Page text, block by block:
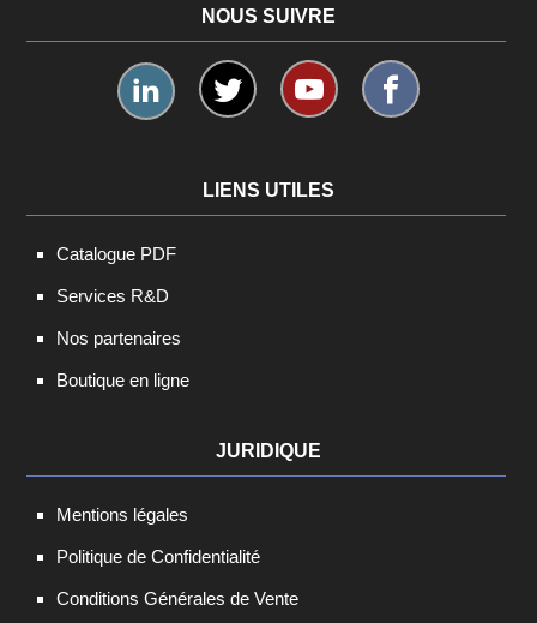
NOUS SUIVRE
LIENS UTILES
Catalogue PDF
Services R&D
Nos partenaires
Boutique en ligne
JURIDIQUE
Mentions légales
Politique de Confidentialité
Conditions Générales de Vente